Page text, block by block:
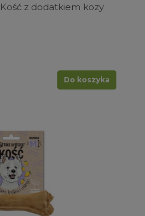
z dodatkiem kozy
Do koszyka